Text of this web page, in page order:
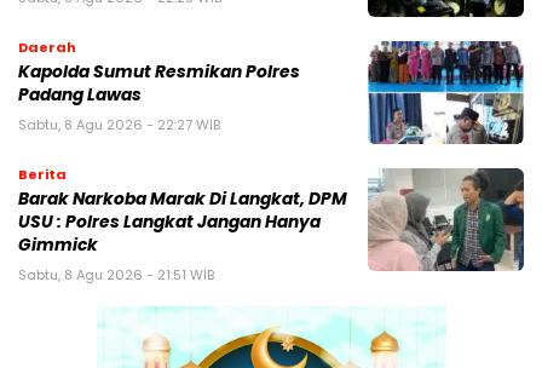
Daerah
Kapolda Sumut Resmikan Polres
Padang Lawas
Sabtu, 8 Agu 2026 - 22:27 WIB
Berita
Barak Narkoba Marak Di Langkat, DPM
USU : Polres Langkat Jangan Hanya
Gimmick
Sabtu, 8 Agu 2026 - 21:51 WIB